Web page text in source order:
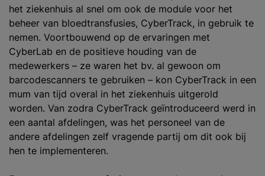
het ziekenhuis al snel om ook de module voor het
beheer van bloedtransfusies, CyberTrack, in gebruik te
nemen. Voortbouwend op de ervaringen met
CyberLab en de positieve houding van de
medewerkers – ze waren het bv. al gewoon om
barcodescanners te gebruiken – kon CyberTrack in een
mum van tijd overal in het ziekenhuis uitgerold
worden. Van zodra CyberTrack geïntroduceerd werd in
een aantal afdelingen, was het personeel van de
andere afdelingen zelf vragende partij om dit ook bij
hen te implementeren.